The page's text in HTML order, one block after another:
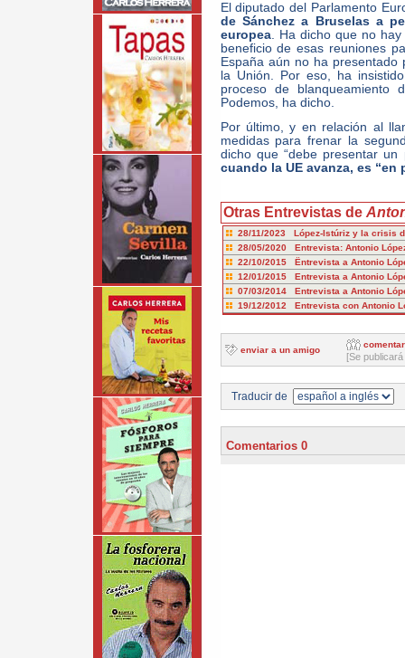
El diputado del Parlamento
de Sánchez a Bruselas a
europea. Ha dicho que no hay
beneficio de esas reuniones
España aún no ha
la Unión. Por eso, ha
proceso de blanqueamiento
Podemos, ha dicho.
Por último, y en relación al
medidas para frenar la
dicho que “debe presentar un
cuando la UE avanza, es “en
Otras Entrevistas de
28/11/2023 López-Istúriz y la crisis
28/05/2020 Entrevista: Antonio
22/10/2015 Ëntrevista a Antonio
12/01/2015 Entrevista a Antonio
07/03/2014 Entrevista a Antonio
19/12/2012 Entrevista con Antonio
enviar a un amigo
comentar
[Se
Traducir de
Comentarios 0